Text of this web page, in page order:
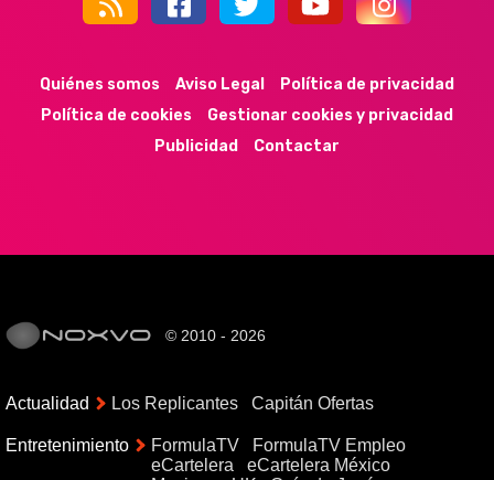
44k 9k 35k 352
Quiénes somos Aviso Legal
Política de privacidad
Política de cookies
Gestionar cookies y privacidad
Publicidad
Contactar
© 2010 - 2026
Actualidad Los Replicantes Capitán Ofertas
Entretenimiento FormulaTV
FormulaTV Empleo
eCartelera
eCartelera México